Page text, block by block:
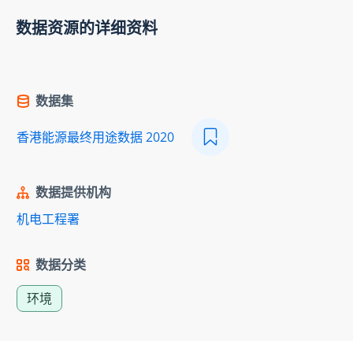
数据资源的详细资料
数据集
香港能源最终用途数据 2020
数据提供机构
机电工程署
数据分类
环境